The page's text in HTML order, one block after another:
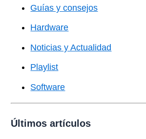
Guías y consejos
Hardware
Noticias y Actualidad
Playlist
Software
Últimos artículos